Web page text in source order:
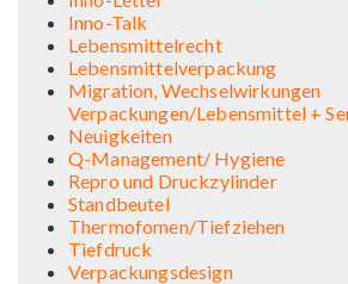
Inno-Talk
Lebensmittelrecht
Lebensmittelverpackung
Migration, Wechselwirkungen
Verpackungen/Lebensmittel +
Neuigkeiten
Q-Management/ Hygiene
Repro und Druckzylinder
Standbeutel
Thermofomen/Tiefziehen
Tiefdruck
Verpackungsdesign